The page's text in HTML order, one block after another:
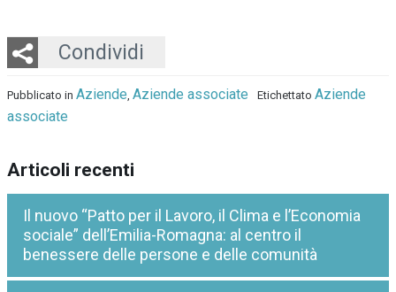
Condividi
Twitter
LinkedIn
Email
Whatsapp
Pubblicato in Aziende Aziende associate Etichettato Aziende
associate
Articoli recenti
Il nuovo “Patto per il Lavoro, il Clima e l’Economia
sociale” dell’Emilia-Romagna: al centro il
benessere delle persone e delle comunità